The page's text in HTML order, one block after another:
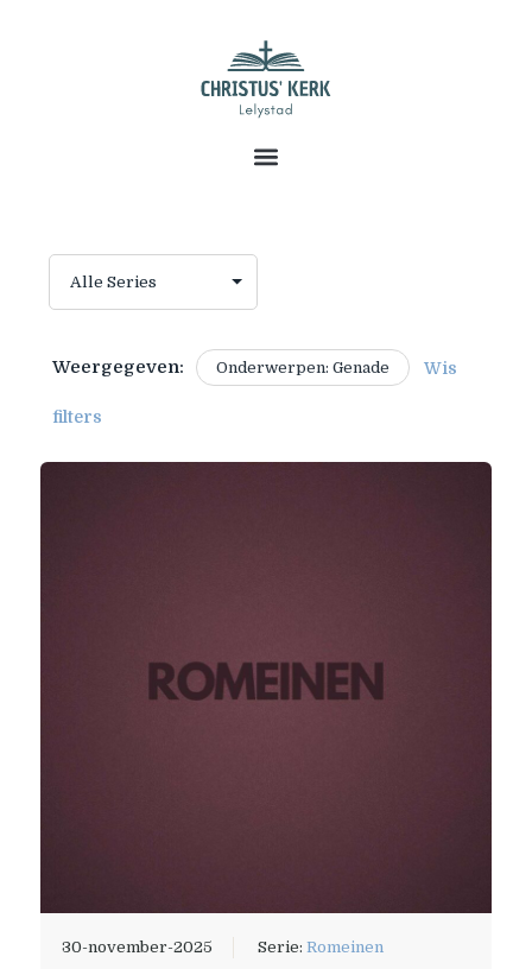
Weergegeven: Onderwerpen: Genade Wis
filters
30-november-2025 Serie: Romeinen